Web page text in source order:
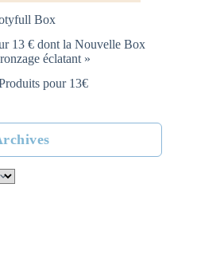
Box
13 € dont la Nouvelle Box
éclatant »
pour 13€